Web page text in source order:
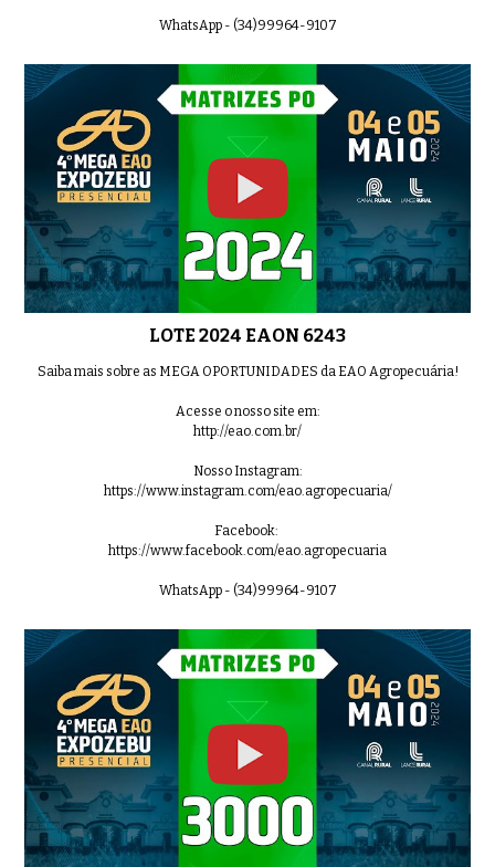
WhatsApp - (34)99964-9107
LOTE 2024 EAON 6243
Saiba mais sobre as MEGA OPORTUNIDADES da EAO Agropecuária!
Acesse o nosso site em:
http://eao.com.br/
Nosso Instagram:
https://www.instagram.com/eao.agropecuaria/
Facebook:
https://www.facebook.com/eao.agropecuaria
WhatsApp - (34)99964-9107